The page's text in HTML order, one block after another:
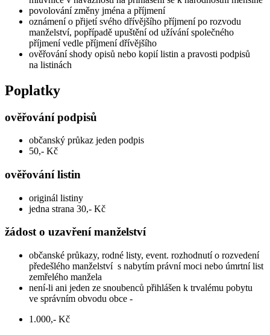
povolování změny jména a příjmení
oznámení o přijetí svého dřívějšího příjmení po rozvodu
manželství, popřípadě upuštění od užívání společného
příjmení vedle příjmení dřívějšího
ověřování shody opisů nebo kopií listin a pravosti podpisů
na listinách
Poplatky
ověřování podpisů
občanský průkaz jeden podpis
50,- Kč
ověřování listin
originál listiny
jedna strana 30,- Kč
žádost o uzavření manželství
občanské průkazy, rodné listy, event. rozhodnutí o rozvedení
předešlého manželství s nabytím právní moci nebo úmrtní list
zemřelého manžela
není-li ani jeden ze snoubenců přihlášen k trvalému pobytu
ve správním obvodu obce -
1.000,- Kč